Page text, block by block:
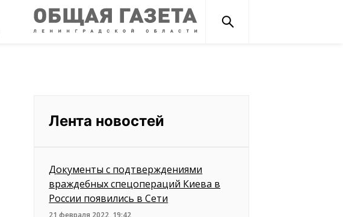
Лента новостей
Документы с подтверждениями
враждебных спецопераций Киева в
России появились в Сети
21 февраля 2022, 19:42